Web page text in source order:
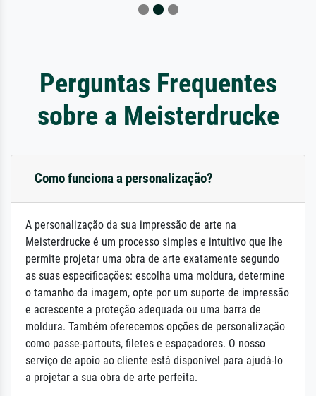
Perguntas Frequentes
sobre a Meisterdrucke
Como funciona a personalização?
A personalização da sua impressão de arte na
Meisterdrucke é um processo simples e intuitivo que lhe
permite projetar uma obra de arte exatamente segundo
as suas especificações: escolha uma moldura, determine
o tamanho da imagem, opte por um suporte de impressão
e acrescente a proteção adequada ou uma barra de
moldura. Também oferecemos opções de personalização
como passe-partouts, filetes e espaçadores. O nosso
serviço de apoio ao cliente está disponível para ajudá-lo
a projetar a sua obra de arte perfeita.